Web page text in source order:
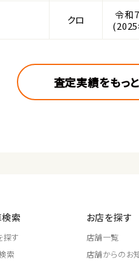
クロ
令和
査定実績をもっ
索
探す
索
お店を探す
店舗一覧
店舗からのお